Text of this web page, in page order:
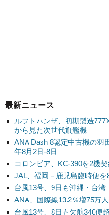
最新ニュース
ルフトハンザ、初期製造
から見た次世代旗艦機
ANA Dash 8認定中古機の
年8月2日-8日
コロンビア、KC-390を2機
JAL、福岡－鹿児島臨時便
台風13号、9日も沖縄・台
ANA、国際線13.2％増75万
台風13号、8日も欠航340